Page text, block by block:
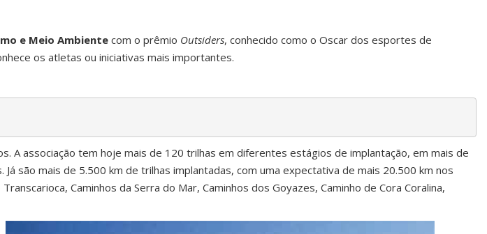
e Meio Ambiente com o prêmio Outsiders, conhecido como o Oscar dos esportes de
os atletas ou iniciativas mais importantes.
A associação tem hoje mais de 120 trilhas em diferentes estágios de implantação, em mais de
são mais de 5.500 km de trilhas implantadas, com uma expectativa de mais 20.500 km nos
Caminhos da Serra do Mar, Caminhos dos Goyazes, Caminho de Cora Coralina,